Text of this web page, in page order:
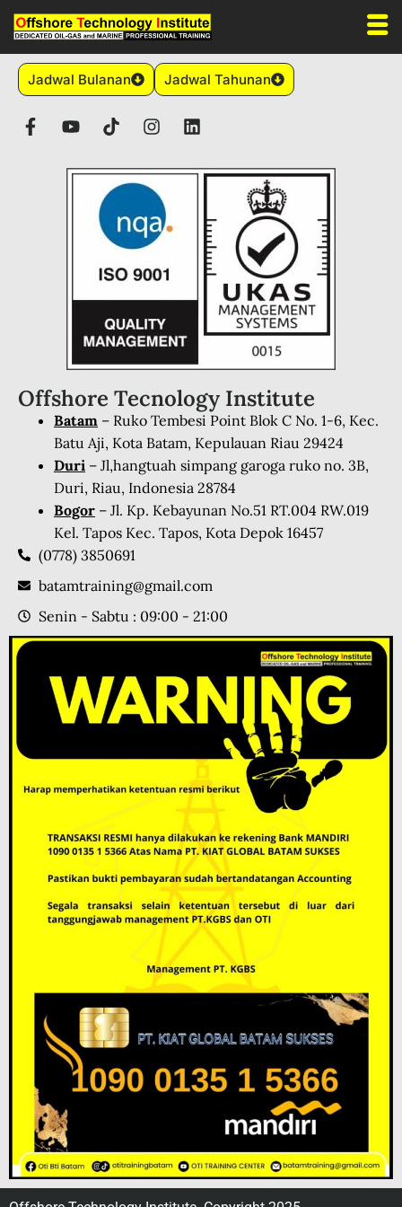
Jadwal Bulanan Jadwal Tahunan
Offshore Tecnology Institute
Batam – Ruko Tembesi Point Blok C No. 1-6, Kec.
Batu Aji, Kota Batam, Kepulauan Riau 29424
Duri – Jl,hangtuah simpang garoga ruko no. 3B,
Duri, Riau, Indonesia 28784
Bogor – Jl. Kp. Kebayunan No.51 RT.004 RW.019
Kel. Tapos Kec. Tapos, Kota Depok 16457
(0778) 3850691
batamtraining@gmail.com
Senin - Sabtu : 09:00 - 21:00